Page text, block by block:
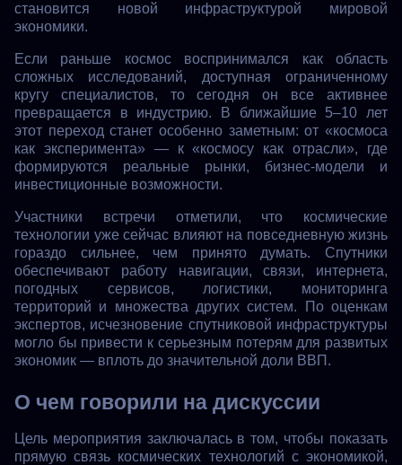
становится новой инфраструктурой мировой
экономики.
Если раньше космос воспринимался как область
сложных исследований, доступная ограниченному
кругу специалистов, то сегодня он все активнее
превращается в индустрию. В ближайшие 5–10 лет
этот переход станет особенно заметным: от «космоса
как эксперимента» — к «космосу как отрасли», где
формируются реальные рынки, бизнес-модели и
инвестиционные возможности.
Участники встречи отметили, что космические
технологии уже сейчас влияют на повседневную жизнь
гораздо сильнее, чем принято думать. Спутники
обеспечивают работу навигации, связи, интернета,
погодных сервисов, логистики, мониторинга
территорий и множества других систем. По оценкам
экспертов, исчезновение спутниковой инфраструктуры
могло бы привести к серьезным потерям для развитых
экономик — вплоть до значительной доли ВВП.
О чем говорили на дискуссии
Цель мероприятия заключалась в том, чтобы показать
прямую связь космических технологий с экономикой,